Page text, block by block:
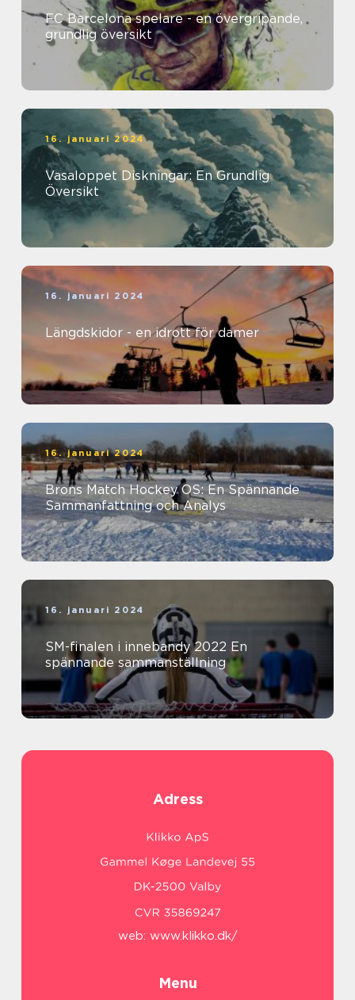
FC Barcelona spelare - en övergripande,
grundlig översikt
16. januari 2024
Vasaloppet Diskningar: En Grundlig
Översikt
16. januari 2024
Längdskidor - en idrott för damer
16. januari 2024
Brons Match Hockey OS: En Spännande
Sammanfattning och Analys
16. januari 2024
SM-finalen i innebandy 2022 En
spännande sammanställning
Adress
web: www.klikko.dk/
Menu